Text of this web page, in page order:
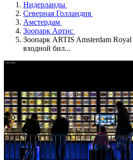
Нидерланды
Северная Голландия
Амстердам
Зоопарк Артис
Зоопарк ARTIS Amsterdam
входной бил...